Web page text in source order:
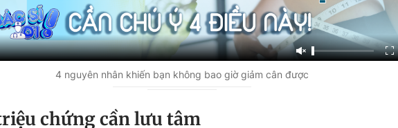
4 nguyên nhân khiến bạn không bao giờ giảm cân được
chứng cần lưu tâm